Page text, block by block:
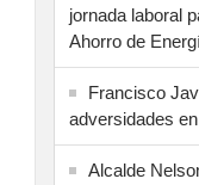
jornada laboral
Ahorro de
Francisco
adversidades
Alcalde